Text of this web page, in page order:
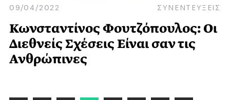
09/04/2022 ΣΥΝΕΝΤΕΥΞΕΙΣ
Κωνσταντίνος Φουτζόπουλος: Οι
Διεθνείς Σχέσεις Είναι σαν τις
Ανθρώπινες